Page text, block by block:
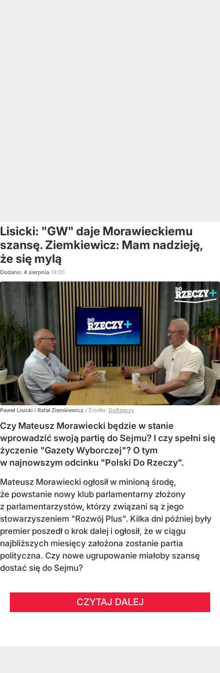
Lisicki: "GW" daje Morawieckiemu
szansę. Ziemkiewicz: Mam nadzieję,
że się mylą
Dodano: 4 sierpnia 19:00
Paweł Lisicki i Rafał Ziemkiewicz / Źródło: DoRzeczy
Czy Mateusz Morawiecki będzie w stanie
wprowadzić swoją partię do Sejmu? I czy spełni się
życzenie "Gazety Wyborczej"? O tym
w najnowszym odcinku "Polski Do Rzeczy".
Mateusz Morawiecki ogłosił w minioną środę,
że powstanie nowy klub parlamentarny złożony
z parlamentarzystów, którzy związani są z jego
stowarzyszeniem "Rozwój Plus". Kilka dni później były
premier poszedł o krok dalej i ogłosił, że w ciągu
najbliższych miesięcy założona zostanie partia
polityczna. Czy nowe ugrupowanie miałoby szansę
dostać się do Sejmu?
CZYTAJ DALEJ